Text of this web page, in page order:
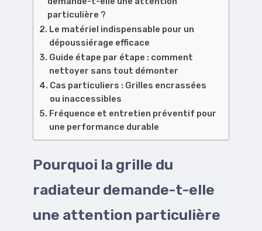
particulière ?
Le matériel indispensable pour un
dépoussiérage efficace
Guide étape par étape : comment
nettoyer sans tout démonter
Cas particuliers : Grilles encrassées
ou inaccessibles
Fréquence et entretien préventif pour
une performance durable
Pourquoi la grille du
radiateur demande-t-elle
une attention particulière